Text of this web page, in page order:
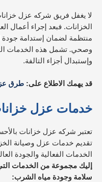
لا يغفل فريق شركه عزل
الخزانات. فبعد إجراء أعمال
منتظمة لضمان إستدامة
وصحي. تشمل هذه الخدمات
وإستبدال أجزاء التالفة.
قد يهمك الاطلاع على: طرق
خدمات عزل
تعتبر شركه عزل خزانات
تقديم خدمات عزل وصيانة
الخدمات الفعالية والجودة
إليك مجموعة من الخدمات
سلامة وجودة مياه الشرب: